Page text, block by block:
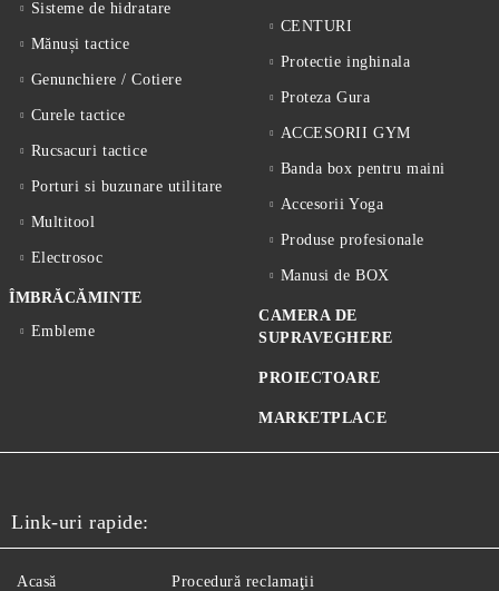
Sisteme de hidratare
Mănuși tactice
Genunchiere / Cotiere
Curele tactice
Rucsacuri tactice
Porturi si buzunare utilitare
Multitool
Electrosoc
ÎMBRĂCĂMINTE
Embleme
CENTURI
Protectie inghinala
Proteza Gura
ACCESORII GYM
Banda box pentru maini
Accesorii Yoga
Produse profesionale
Manusi de BOX
CAMERA DE
SUPRAVEGHERE
PROIECTOARE
MARKETPLACE
Link-uri rapide:
Acasă Procedură reclamaţii